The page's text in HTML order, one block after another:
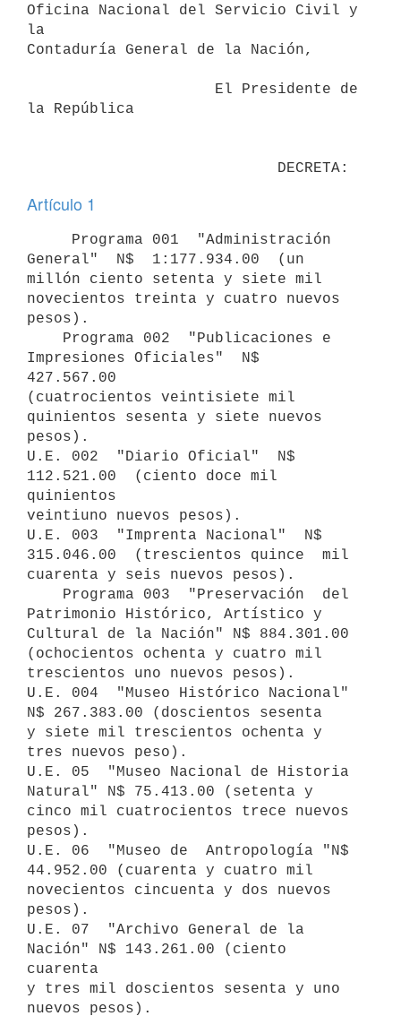
Oficina Nacional del Servicio Civil y
la
Contaduría General de la Nación,
la República
Artículo 1
General"  N$  1:177.934.00  (un
millón ciento setenta y siete mil
novecientos treinta y cuatro nuevos
pesos).
Impresiones Oficiales"  N$
427.567.00
(cuatrocientos veintisiete mil
quinientos sesenta y siete nuevos
pesos).
U.E. 002  "Diario Oficial"  N$
112.521.00  (ciento doce mil
quinientos
veintiuno nuevos pesos).
U.E. 003  "Imprenta Nacional"  N$
315.046.00  (trescientos quince  mil
cuarenta y seis nuevos pesos).
Patrimonio Histórico, Artístico y
Cultural de la Nación" N$ 884.301.00
(ochocientos ochenta y cuatro mil
trescientos uno nuevos pesos).
U.E. 004  "Museo Histórico Nacional"
N$ 267.383.00 (doscientos sesenta
y siete mil trescientos ochenta y
tres nuevos peso).
U.E. 05  "Museo Nacional de Historia
Natural" N$ 75.413.00 (setenta y
cinco mil cuatrocientos trece nuevos
pesos).
U.E. 06  "Museo de  Antropología "N$
44.952.00 (cuarenta y cuatro mil
novecientos cincuenta y dos nuevos
pesos).
U.E. 07  "Archivo General de la
Nación" N$ 143.261.00 (ciento
cuarenta
y tres mil doscientos sesenta y uno
nuevos pesos).